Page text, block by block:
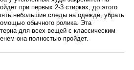
при первых 2-3 стирках, до этого
небольшие следы на одежде, убрать
обычного ролика. Эта
для всех вещей с классическим
она полностью пройдет.